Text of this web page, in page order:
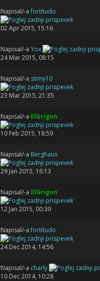
Napisal/-afortitudo
02 Apr 2015, 15:16
Napisal/-a Yox
24 Mar 2015, 08:15
Napisal/-a stimy10
23 Mar 2015, 21:35
Napisal/-a ElGrigon
10 Feb 2015, 18:59
Napisal/-a Berghaus
29 Jan 2015, 16:13
Napisal/-a ElGrigon
12 Jan 2015, 00:30
Napisal/-afortitudo
24 Dec 2014, 14:56
Napisal/-a charly
10 Dec 2014, 10:28